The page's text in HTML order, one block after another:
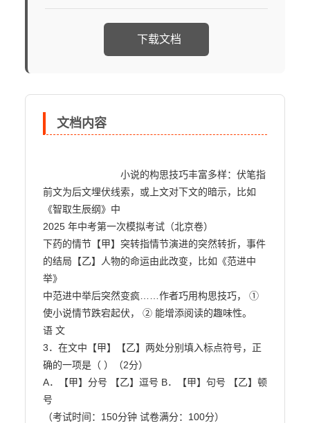
下载文档
文档内容
前文为后文埋伏线索，或上文对下文的暗示，比如
《智取生辰纲》中
2025 年中考第一次模拟考试（北京卷）
下药的情节【甲】突转指情节演进的突然转折，事件
的结局【乙】人物的命运由此改变，比如《范进中
举》
中范进中举后突然变疯……作者巧用构思技巧， ①
使小说情节跌宕起伏， ② 能增添阅读的趣味性。
语 文
3．在文中【甲】【乙】两处分别填入标点符号，正
确的一项是（ ）（2分）
A．【甲】分号 【乙】逗号 B．【甲】句号 【乙】顿
号
（考试时间：150分钟 试卷满分：100分）